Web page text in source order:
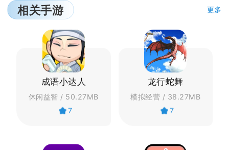
相关手游 更多
成语小达人
休闲益智 / 50.27MB
7
龙行蛇舞
模拟经营 / 38.27MB
7